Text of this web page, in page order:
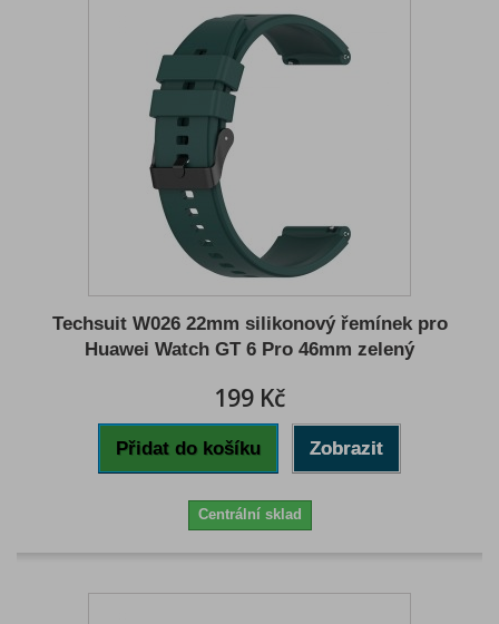
Techsuit W026 22mm silikonový řemínek pro
Huawei Watch GT 6 Pro 46mm zelený
199 Kč
Přidat do košíku Zobrazit
Centrální sklad